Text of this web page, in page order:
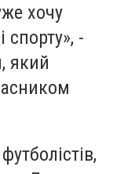
хочу
спорту», -
який